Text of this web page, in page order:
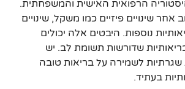
הרפואית האישית והמשפחתית.
אחר שינויים פיזיים כמו משקל, שינויים
נוספות. היבטים אלה יכולים
שדורשות תשומת לב. יש
שגרתיות לשמירה על בריאות טובה
בעתיד.